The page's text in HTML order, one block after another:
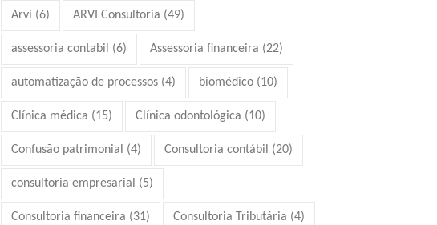
Arvi (6) ARVI Consultoria (49)
assessoria contabil (6) Assessoria financeira (22)
automatização de processos (4) biomédico (10)
Clínica médica (15) Clínica odontológica (10)
Confusão patrimonial (4) Consultoria contábil (20)
consultoria empresarial (5)
Consultoria financeira (31) Consultoria Tributária (4)